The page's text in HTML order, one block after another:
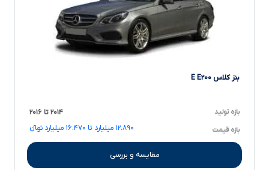
بنز کلاس E E۲۰۰
بازه تولید ۲۰۱۴ تا ۲۰۱۶
بازه قیمت ۱۲.۸۹۰ میلیارد تا ۱۶.۴۷۰ میلیارد تومانءءء
مقایسه و بررسی